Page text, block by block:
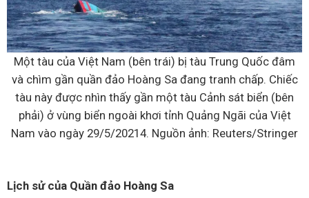
Một tàu của Việt Nam (bên trái) bị tàu Trung Quốc đâm
và chìm gần quần đảo Hoàng Sa đang tranh chấp. Chiếc
tàu này được nhìn thấy gần một tàu Cảnh sát biển (bên
phải) ở vùng biển ngoài khơi tỉnh Quảng Ngãi của Việt
Nam vào ngày 29/5/20214. Nguồn ảnh: Reuters/Stringer
Lịch sử của Quần đảo Hoàng Sa